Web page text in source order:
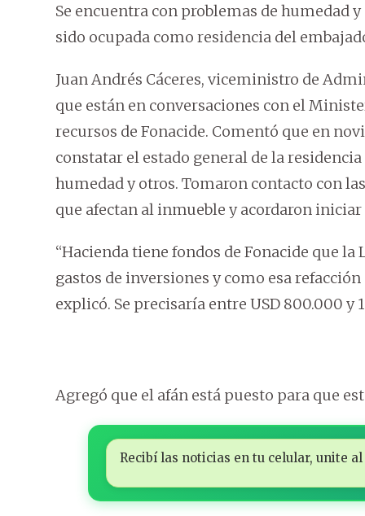
Se encuentra con problemas de humedad
sido ocupada como residencia del
Juan Andrés Cáceres, viceministro de
que están en conversaciones con el
recursos de Fonacide. Comentó que en
constatar el estado general de la
humedad y otros. Tomaron contacto con
que afectan al inmueble y acordaron
“Hacienda tiene fondos de Fonacide que
gastos de inversiones y como esa
explicó. Se precisaría entre USD 800.000 y
Agregó que el afán está puesto para que
Recibí las noticias en tu celular, unite